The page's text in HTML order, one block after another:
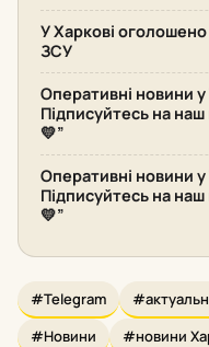
У Харкові оголошено
ЗСУ
Оперативні новини
Підписуйтесь на наш
💛”
Оперативні новини
Підписуйтесь на наш
💛”
#Telegram
#Новини
#новини